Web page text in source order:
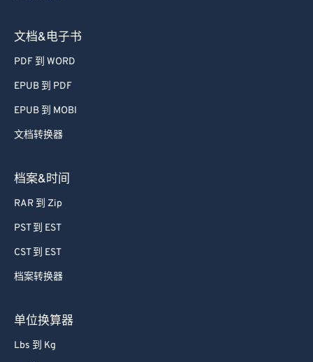
文档&电子书
PDF 到 WORD
EPUB 到 PDF
EPUB 到 MOBI
文档转换器
档案&时间
RAR 到 Zip
PST 到 EST
CST 到 EST
档案转换器
单位换算器
Lbs 到 Kg